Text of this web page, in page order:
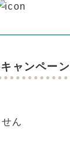
ャンペーン
ん